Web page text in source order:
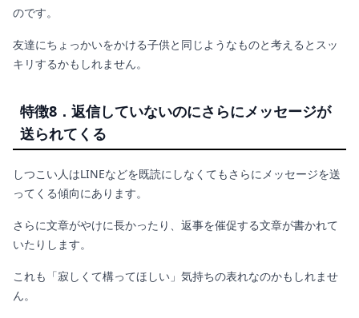
のです。
友達にちょっかいをかける子供と同じようなものと考えるとスッ
キリするかもしれません。
特徴8．返信していないのにさらにメッセージが
送られてくる
しつこい人はLINEなどを既読にしなくてもさらにメッセージを送
ってくる傾向にあります。
さらに文章がやけに長かったり、返事を催促する文章が書かれて
いたりします。
これも「寂しくて構ってほしい」気持ちの表れなのかもしれませ
ん。